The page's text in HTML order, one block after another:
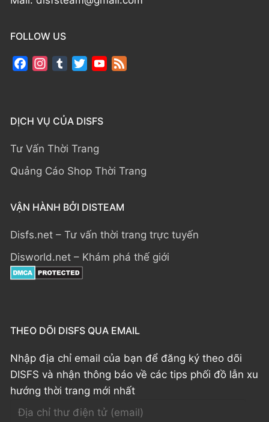
FOLLOW US
FacebookInstagramTumblrTwitterYouTube
DỊCH VỤ CỦA DISFS
Tư Vấn Thời Trang
Quảng Cáo Shop Thời Trang
VẬN HÀNH BỞI DISTEAM
Disfs.net – Tư vấn thời trang trực tuyến
Disworld.net – Khám phá thế giới
THEO DÕI DISFS QUA EMAIL
Nhập địa chỉ email của bạn để đăng ký theo dõi
DISFS và nhận thông báo về các tips phối đồ lẫn xu
hướng thời trang mới nhất
Địa